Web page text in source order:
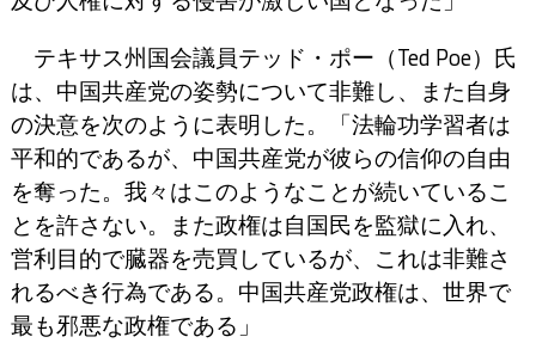
テキサス州国会議員テッド・ポー（Ted Poe）氏
は、中国共産党の姿勢について非難し、また自身
の決意を次のように表明した。「法輪功学習者は
平和的であるが、中国共産党が彼らの信仰の自由
を奪った。我々はこのようなことが続いているこ
とを許さない。また政権は自国民を監獄に入れ、
営利目的で臓器を売買しているが、これは非難さ
れるべき行為である。中国共産党政権は、世界で
最も邪悪な政権である」